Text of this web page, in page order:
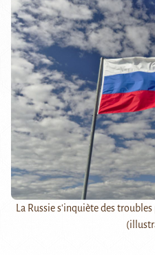
La Russie s'inquiète des